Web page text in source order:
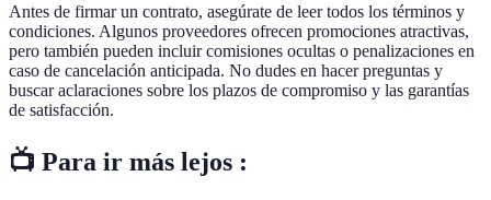
Antes de firmar un contrato, asegúrate de leer todos los términos y
condiciones. Algunos proveedores ofrecen promociones atractivas,
pero también pueden incluir comisiones ocultas o penalizaciones en
caso de cancelación anticipada. No dudes en hacer preguntas y
buscar aclaraciones sobre los plazos de compromiso y las garantías
de satisfacción.
📺 Para ir más lejos :